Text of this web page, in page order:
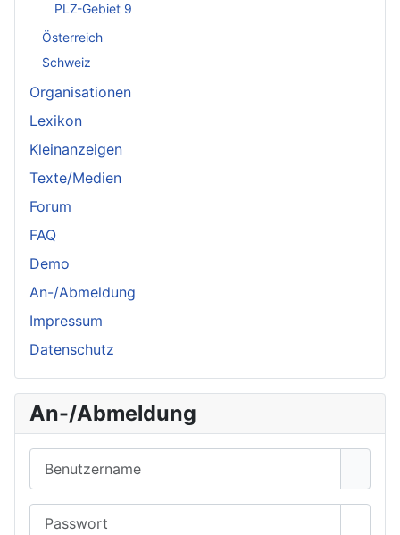
PLZ-Gebiet 9
Österreich
Schweiz
Organisationen
Lexikon
Kleinanzeigen
Texte/Medien
Forum
FAQ
Demo
An-/Abmeldung
Impressum
Datenschutz
An-/Abmeldung